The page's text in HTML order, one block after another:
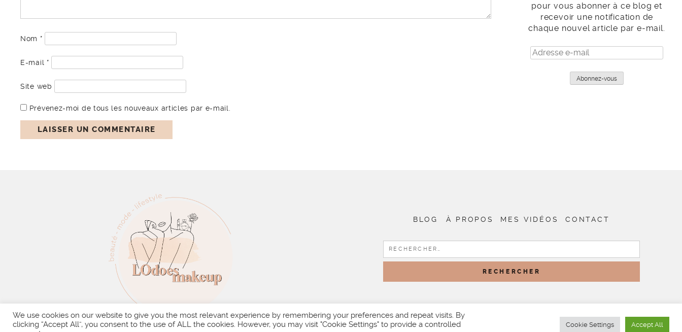
Nom *
E-mail *
Site web
Prévenez-moi de tous les nouveaux articles par e-mail.
pour vous abonner à ce blog et
recevoir une notification de
chaque nouvel article par e-mail.
Adresse
e-
Abonnez-vous
BLOG À PROPOS MES VIDÉOS CONTACT
RECHERCHER :
We use cookies on our website to give you the most relevant experience by remembering your preferences and repeat visits. By
clicking “Accept All”, you consent to the use of ALL the cookies. However, you may visit "Cookie Settings" to provide a controlled
Cookie Settings Accept All